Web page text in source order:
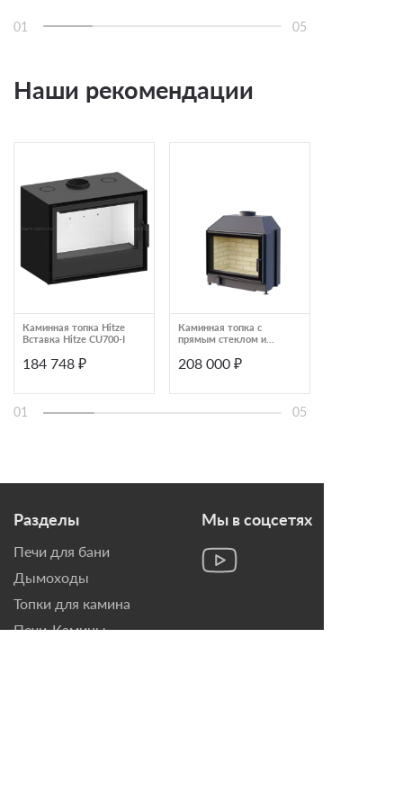
01 05
Наши рекомендации
Каминная топка Hitze
Вставка Hitze CU700-I
184 748 ₽
Каминная топка с
прямым стеклом и
АСТОВ ПС 800
208 000 ₽
01 05
Разделы
Печи для бани
Дымоходы
Топки для камина
Печи-Камины
Мы в соцсетях